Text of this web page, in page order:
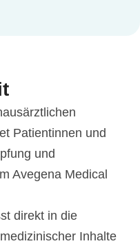
Patientinnen und
und
Avegena Medical
direkt in die
Inhalte